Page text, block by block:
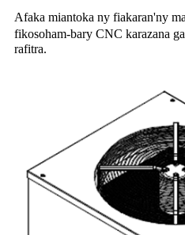
Afaka miantoka ny fiakaran'ny
fikosoham-bary CNC karazana
rafitra.